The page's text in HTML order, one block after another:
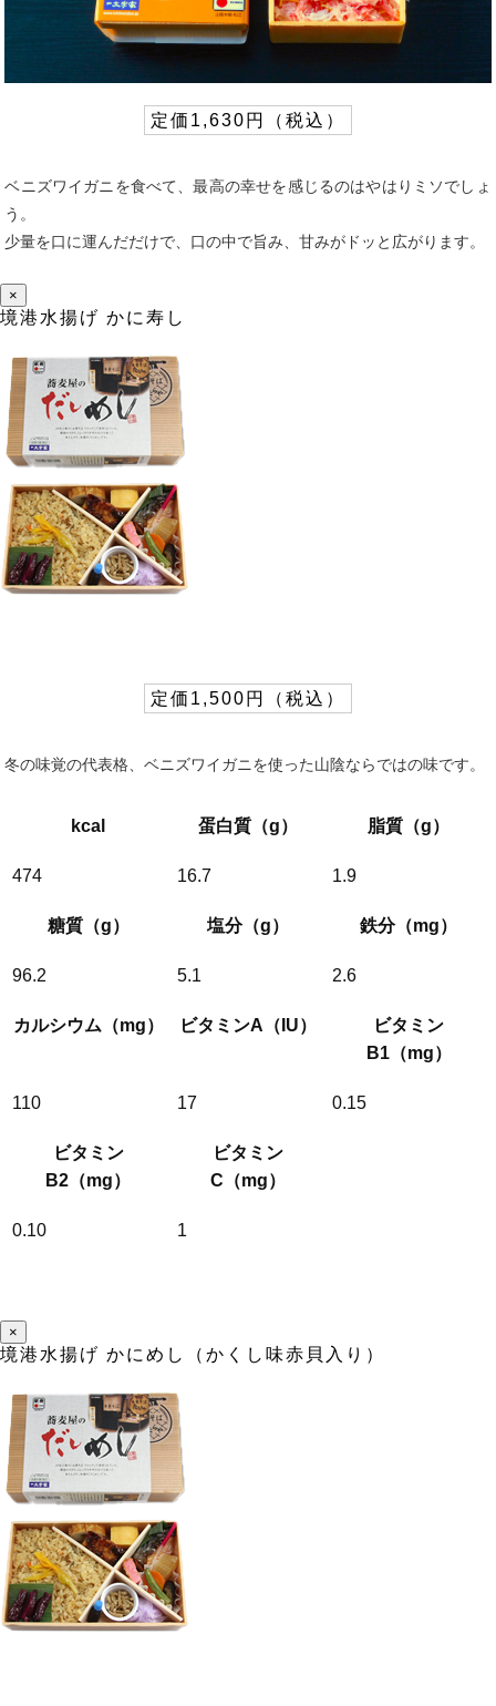
定価1,630円（税込）
ベニズワイガニを食べて、最高の幸せを感じるのはやはりミソでしょ
う。
少量を口に運んだだけで、口の中で旨み、甘みがドッと広がります。
×
境港水揚げ かに寿し
定価1,500円（税込）
冬の味覚の代表格、ベニズワイガニを使った山陰ならではの味です。
kcal 蛋白質（g） 脂質（g）
474 16.7 1.9
糖質（g） 塩分（g） 鉄分（mg）
96.2 5.1 2.6
カルシウム（mg） ビタミンA（IU）
ビタミン
B1（mg）
110 17 0.15
ビタミン
B2（mg）
ビタミン
C（mg）
0.10 1
×
境港水揚げ かにめし（かくし味赤貝入り）